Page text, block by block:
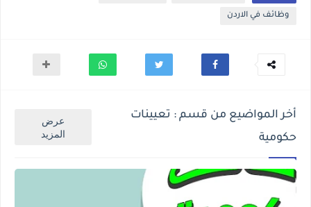
وظائف في الاردن
أخر المواضيع من قسم : تعيينات
حكومية
عرض
المزيد